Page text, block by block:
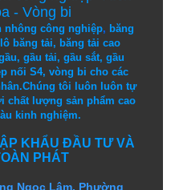
- Vòng bi
nhông công nghiệp, băng
băng tải, băng tải cao
, gầu tải, gầu sắt, gầu
nối S4, vòng bi cho các
Chúng tôi luôn luôn tự
chất lượng sảnphẩm cao
kinh nghiệm.
KHẨU ĐẦU TƯ VÀ
PHÁT
Ngọc Lâm, Phường